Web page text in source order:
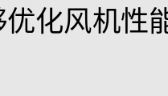
化风机性